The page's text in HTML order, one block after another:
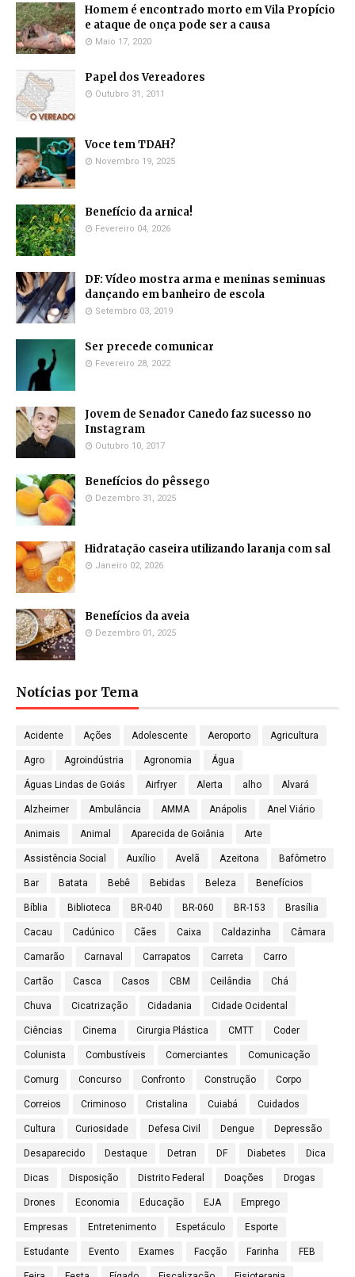
Homem é encontrado morto em Vila Propício
e ataque de onça pode ser a causa
Maio 17, 2020
Papel dos Vereadores
Outubro 31, 2011
Voce tem TDAH?
Novembro 19, 2025
Benefício da arnica!
Fevereiro 04, 2026
DF: Vídeo mostra arma e meninas seminuas
dançando em banheiro de escola
Setembro 03, 2019
Ser precede comunicar
Fevereiro 28, 2022
Jovem de Senador Canedo faz sucesso no
Instagram
Outubro 10, 2017
Benefícios do pêssego
Dezembro 31, 2025
Hidratação caseira utilizando laranja com sal
Janeiro 02, 2026
Benefícios da aveia
Dezembro 01, 2025
Notícias por Tema
Acidente Ações Adolescente Aeroporto Agricultura
Agro Agroindústria Agronomia Água
Águas Lindas de Goiás Airfryer Alerta alho Alvará
Alzheimer Ambulância AMMA Anápolis Anel Viário
Animais Animal Aparecida de Goiânia Arte
Assistência Social Auxílio Avelã Azeitona Bafômetro
Bar Batata Bebê Bebidas Beleza Benefícios
Bíblia Biblioteca BR-040 BR-060 BR-153 Brasília
Cacau Cadúnico Cães Caixa Caldazinha Câmara
Camarão Carnaval Carrapatos Carreta Carro
Cartão Casca Casos CBM Ceilândia Chá
Chuva Cicatrização Cidadania Cidade Ocidental
Ciências Cinema Cirurgia Plástica CMTT Coder
Colunista Combustíveis Comerciantes Comunicação
Comurg Concurso Confronto Construção Corpo
Correios Criminoso Cristalina Cuiabá Cuidados
Cultura Curiosidade Defesa Civil Dengue Depressão
Desaparecido Destaque Detran DF Diabetes Dica
Dicas Disposição Distrito Federal Doações Drogas
Drones Economia Educação EJA Emprego
Empresas Entretenimento Espetáculo Esporte
Estudante Evento Exames Facção Farinha FEB